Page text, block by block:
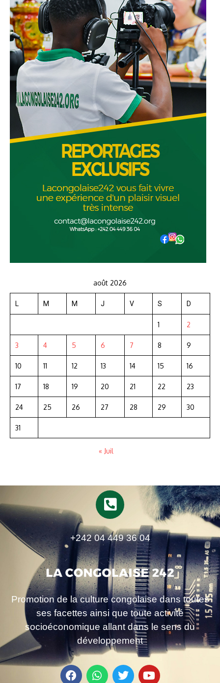
août 2026
L M M J V S D
1 2
3 4 5 6 7 8 9
10 11 12 13 14 15 16
17 18 19 20 21 22 23
24 25 26 27 28 29 30
31
« Juil
+242 04 449 36 04
Promotion de la culture congolaise dans toutes
ses facettes ainsi que toute activité
socioéconomique allant dans le sens du
développement